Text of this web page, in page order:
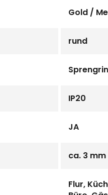
Gold /
rund
IP20
JA
ca. 3 mm
Flur,